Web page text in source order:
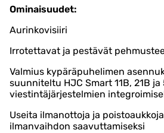
Ominaisuudet:
Aurinkovisiiri
Irrotettavat ja pestävät
Valmius kypäräpuhelimen
suunniteltu HJC Smart 11B, 21B
viestintäjärjestelmien
Useita ilmanottoja ja
ilmanvaihdon saavuttamiseksi